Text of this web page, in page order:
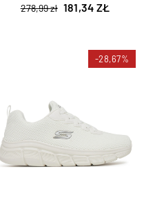
278,99 zł 181,34 ZŁ
-28,67%